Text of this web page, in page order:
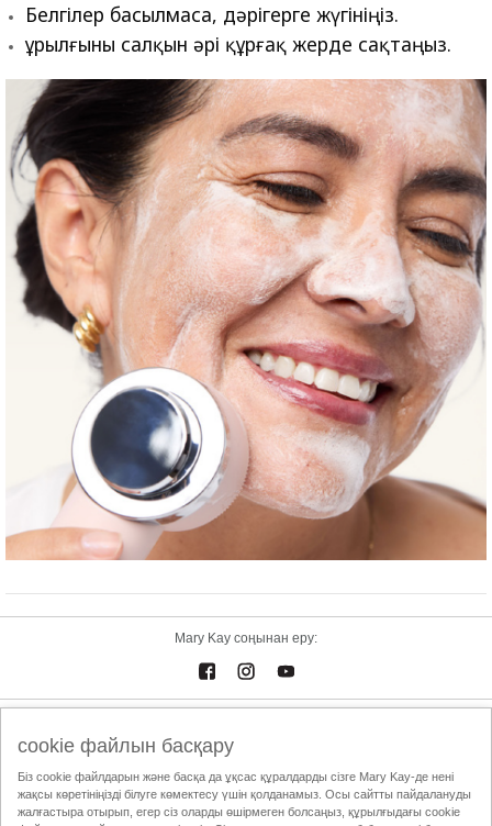
Белгілер басылмаса, дәрігерге жүгініңіз.
Құрылғыны салқын әрі құрғақ жерде сақтаңыз.
Mary Kay соңынан еру:
Пайдалану шарттары Жеткізу және төлем
Mary Kay InTouch
Құпиялылық саясаты
Сұлулық жөніндегі Тәуелсіз Кеңесшіні табу
cookie файлын басқару
Біз cookie файлдарын және басқа да ұқсас құралдарды сізге Mary Kay-де нені
жақсы көретініңізді білуге көмектесу үшін қолданамыз. Осы сайтты пайдалануды
жалғастыра отырып, егер сіз оларды өшірмеген болсаңыз, құрылғыдағы cookie